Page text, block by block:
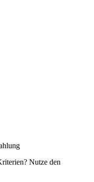
Nutze den